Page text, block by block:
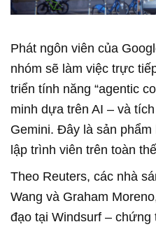
Phát ngôn viên của
nhóm sẽ làm việc trực
triển tính năng “agentic
minh dựa trên AI – và
Gemini. Đây là sản
lập trình viên trên toàn
Theo Reuters, các nhà
Wang và Graham
đạo tại Windsurf – chứng